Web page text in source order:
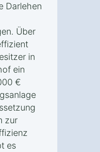
Darlehen
Über
in
ein
€
zur
es